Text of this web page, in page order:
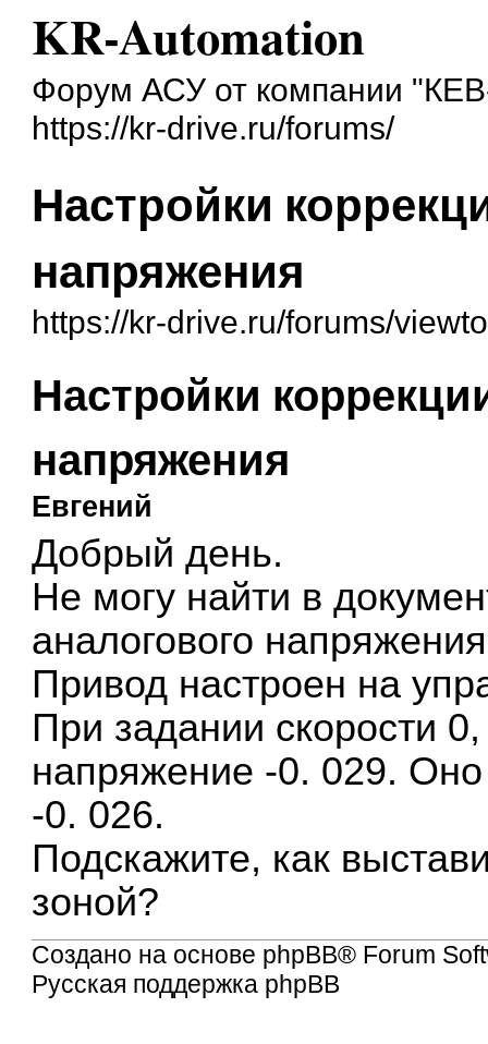
KR-Automation
Форум АСУ от компании
https://kr-drive.ru/forums/
Настройки
напряжения
https://kr-drive.ru/forums/
Настройки
напряжения
Евгений
Добрый день.
Не могу найти в
аналогового
Привод настроен на
При задании скорости
напряжение -0. 029.
-0. 026.
Подскажите, как
зоной?
Создано на основе phpBB® Forum
Русская поддержка phpBB